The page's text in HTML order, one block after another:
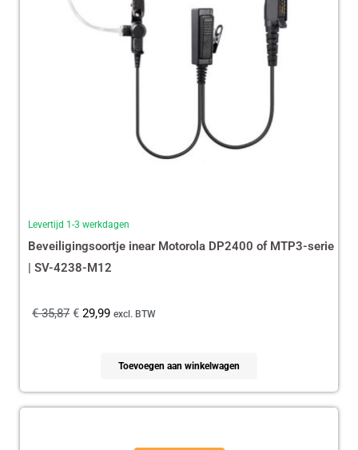
Levertijd 1-3 werkdagen
Beveiligingsoortje inear Motorola DP2400 of MTP3-serie
| SV-4238-M12
€35,87 € 29,99 excl. BTW
Toevoegen aan winkelwagen